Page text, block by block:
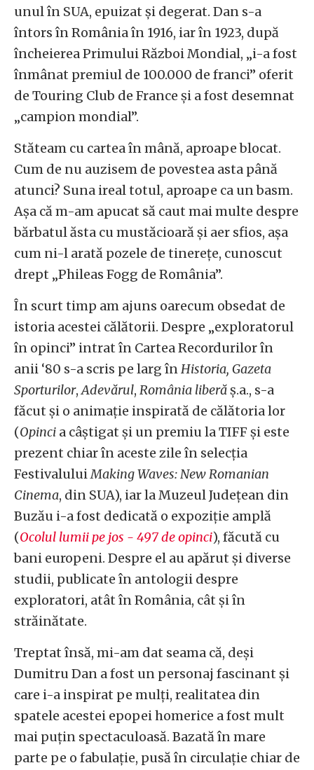
unul în SUA, epuizat și degerat. Dan s-a
întors în România în 1916, iar în 1923, după
încheierea Primului Război Mondial, „i-a fost
înmânat premiul de 100.000 de franci” oferit
de Touring Club de France și a fost desemnat
„campion mondial”.
Stăteam cu cartea în mână, aproape blocat.
Cum de nu auzisem de povestea asta până
atunci? Suna ireal totul, aproape ca un basm.
Așa că m-am apucat să caut mai multe despre
bărbatul ăsta cu mustăcioară și aer sfios, așa
cum ni-l arată pozele de tinerețe, cunoscut
drept „Phileas Fogg de România”.
În scurt timp am ajuns oarecum obsedat de
istoria acestei călătorii. Despre „exploratorul
în opinci” intrat în Cartea Recordurilor în
anii ‘80 s-a scris pe larg înHistoria, Gazeta
Sporturilor,Adevărul, România liberăș.a., s-a
făcut și o animație inspirată de călătoria lor
(Opinci a câștigat și un premiu la TIFF și este
prezent chiar în aceste zile în selecția
FestivaluluiMaking Waves: New Romanian
Cinema, din SUA), iar la Muzeul Județean din
Buzău i-a fost dedicată o expoziție amplă
(Ocolul lumii pe jos - 497 de opinci), făcută cu
bani europeni. Despre el au apărut și diverse
studii, publicate în antologii despre
exploratori, atât în România, cât și în
străinătate.
Treptat însă, mi-am dat seama că, deși
Dumitru Dan a fost un personaj fascinant și
care i-a inspirat pe mulți, realitatea din
spatele acestei epopei homerice a fost mult
mai puțin spectaculoasă. Bazată în mare
parte pe o fabulație, pusă în circulație chiar de